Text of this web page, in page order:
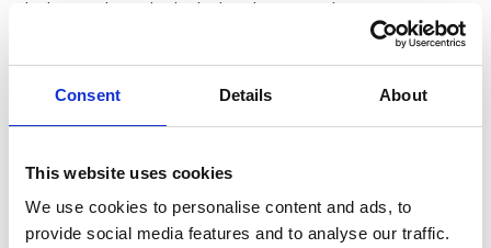
Consent Details About
This website uses cookies
We use cookies to personalise content and ads, to
provide social media features and to analyse our traffic.
de la Real Sociedad, desde sus orígenes a
comienzos del siglo XX hasta la actualidad, sin
Esta tercera edición de Korner volverá a ofrecer
tambiéndebates, cine y literatura. Se hablará
de cómoel talentollega a la excelencia, de las